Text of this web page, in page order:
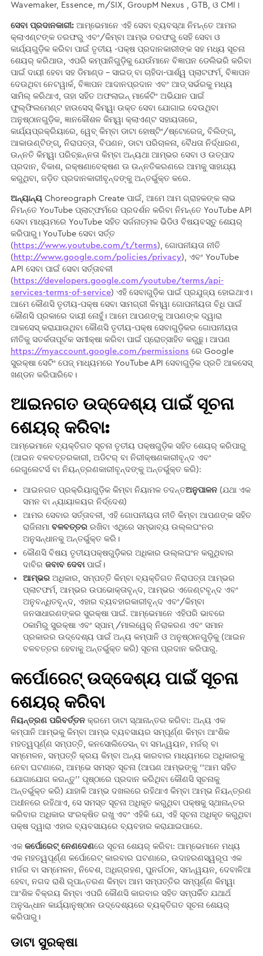
Wavemaker, Essence, m/SIX, GroupM Nexus , GTB, ଓ CMI।
ସେବା ପ୍ରଦାନକାରୀ:ଆମ୍ଭେମାନେ ଏହି ସେବା ବ୍ୟବସ୍ଥା ନିମନ୍ତେ ଆମର
କ୍ଲାଏଣ୍ଟଙ୍କ ତରଫରୁ ଏବଂ/କିମ୍ବା ଆମ୍ଭ ତରଫରୁ ସେହି ସେବା ଓ
କାର୍ଯ୍ୟଗୁଡ଼ିକ କରିବା ପାଇଁ ତୃତୀୟ -ପକ୍ଷ ପ୍ରଦାନକାରୀଙ୍କ ସହ ମଧ୍ୟ ସୂଚନା
ଶେୟର୍ କରିଥାଉ, ଏପରି କମ୍ପାନିଗୁଡ଼ିକୁ ଯେଉଁମାନେ ବିଜ୍ଞାପନ ଡେଲିଭରି କରିବା
ପାଇଁ ଦାୟୀ ହେବା ସହ ଡିମାଣ୍ଡ - ସାଇଡ୍​ ବା ଚାହିଦା-ପାର୍ଶ୍ୱ ପ୍ଲାଟଫର୍ମ, ବିଜ୍ଞାପନ
ଦେଉଥିବା ନେଟୱାର୍କ, ବିଜ୍ଞାପନ ଆଦାନପ୍ରଦାନ ଏବଂ ଆଡ୍ ସର୍ଭରକୁ ମଧ୍ୟ
ସାମିଲ୍ କରିଥାଏ, ତାହା ସହିତ ଅଫଲାଇନ୍ ମାର୍କେଟିଂ ଅଭିଯାନ ପାଇଁ
ଫୁଲ୍‌ଫିଲମେଣ୍ଟ ହାଉସେସ୍ କିମ୍ୱା ଉକ୍ତ ସେବା ଯୋଗାଇ ଦେଉଥିବା
ଅନୁଷ୍ଠାନଗୁଡ଼ିକ, ଜ୍ଞାନକୌଶଳ କିମ୍ୱା କ୍ଲାଏଣ୍ଟ ସହାୟତାରେ,
କାର୍ଯ୍ୟପ୍ରକ୍ରିୟାରେ, ୱେବ୍ କିମ୍ବା ଡାଟା ହୋଷ୍ଟିଂ/ଷ୍ଟୋରେଜ୍, ବିଲିଙ୍ଗ୍,
ଆକାଉଣ୍ଟିଙ୍ଗ୍, ନିରାପତ୍ତା, ବିପଣନ, ଡାଟା ପରିଚାଳନା, ବୈଧତା ନିର୍ଦ୍ଧାରଣ,
ଉନ୍ନତି କିମ୍ୱା ପରିଚ୍ଛନ୍ନତା କିମ୍ବା ଅନ୍ୟଥା ଆମ୍ଭର ସେବା ଓ ଉତ୍ପାଦ
ପ୍ରଦାନ, ବିକାଶ, ରକ୍ଷଣାବେକ୍ଷଣ ଊ ଉନ୍ନତିକରଣରେ ଆମକୁ ସାହାଯ୍ୟ
କରୁଥିବା, ଜଡ଼ିତ ପ୍ରଦାନକାରୀବୃନ୍ଦଙ୍କୁ ଅନ୍ତର୍ଭୁକ୍ତ କରେ.
ଅନ୍ୟାନ୍ୟChoreograph Create ପାଇଁ, ଆମେ ଆମ ଗ୍ରାହକଙ୍କ ଲାଭ
ନିମନ୍ତେ YouTube ପ୍ଲାଟ୍‌ଫର୍ମରେ ପ୍ରଦର୍ଶନ କରିବା ନିମନ୍ତେ YouTube API
ସେବା ମାଧ୍ୟମରେ YouTube ସହିତ ସର୍ଜନାତ୍ମକ ଭିଡିଓ ବିଷୟବସ୍ତୁ ଶେୟର୍
କରିପାରୁ। YouTube ସେବା ସର୍ତ୍ତ
( https://www.youtube.com/t/terms), ଗୋପନୀୟତା ନୀତି
( http://www.google.com/policies/privacy), ଏବଂ YouTube
API ସେବା ପାଇଁ ସେବା ସର୍ତ୍ତାବଳୀ
( https://developers.google.com/youtube/terms/api-
services-terms-of-service) ଏହି ସେବାଗୁଡ଼ିକ ପାଇଁ ପ୍ରଯୁଜ୍ୟ ହୋଇଥାଏ।
ଆମେ କୌଣସି ତୃତୀୟ-ପକ୍ଷ ସେବା ସାମଗ୍ରୀ କିମ୍ୱା ଗୋପନୀୟତା ବିଧି ପାଇଁ
କୌଣସି ପ୍ରକାରେ ଦାୟୀ ନୋହୁଁ। ଆମେ ଆପଣଙ୍କୁ ଆପଣଙ୍କ ଦ୍ୱାରା
ଆକସେସ୍ କରାଯାଉଥିବା କୌଣସି ତୃତୀୟ-ପକ୍ଷ ସେବାଗୁଡ଼ିକର ଗୋପନୀୟତା
ନୀତିକୁ ସତର୍କତାପୂର୍ବକ ସମୀକ୍ଷା କରିବା ପାଇଁ ପ୍ରୋତ୍ସାହିତ କରୁଛୁ। ଆପଣ
https://myaccount.google.com/permissions ରେ Google
ସୁରକ୍ଷା ସେଟିଂ ପେଜ୍ ମାଧ୍ୟମରେ YouTube API ସେବାଗୁଡ଼ିକ ପ୍ରତି ଆକସେସ୍
ଖଣ୍ଡନ କରିପାରିବେ।
ଆଇନଗତ ଉଦ୍ଦେଶ୍ୟ ପାଇଁ ସୂଚନା
ଶେୟର୍ କରିବା:
ଆମ୍ଭେମାନେ ବ୍ୟକ୍ତିଗତ ସୂଚନା ତୃତୀୟ ପକ୍ଷଗୁଡ଼ିକ ସହିତ ଶେୟର୍ କରିପାରୁ
(ଆଇନ ବଳବତ୍ତରକାରୀ, ଅଡିଟର୍ ବା ନିରୀକ୍ଷଣକାରୀବୃନ୍ଦ ଏବଂ
ରେଗୁଲେଟର୍ସ ବା ନିୟନ୍ତ୍ରଣକାରୀବୃନ୍ଦଙ୍କୁ ଅନ୍ତର୍ଭୁକ୍ତ କରି):
ଆଇନଗତ ପ୍ରକ୍ରିୟାଗୁଡ଼ିକ କିମ୍ବା ନିୟାମକ ତଦନ୍ତଅନୁପାଳନ (ଯଥା ଏକ
ସମନ ବା ନ୍ୟାୟାଳୟର ନିର୍ଦ୍ଦେଶ)
ଆମର ସେବାର ସର୍ତ୍ତାବଳୀ, ଏହି ଗୋପନୀୟତା ନୀତି କିମ୍ବା ଆପଣଙ୍କ ସହିତ
ରାଜିନାମାବଳବତ୍ତର ରଖିବା ଏଥିରେ ସମ୍ଭାବ୍ୟ ଉଲ୍ଲଘଂନର
ଅନୁସନ୍ଧାନକୁ ଅନ୍ତର୍ଭୁକ୍ତ କରି।
କୌଣସି ବିଷୟ ତୃତୀୟପକ୍ଷଗୁଡ଼ିକର ଅଧିକାର ଉଲ୍ଲଘଂନ କରୁଥିବାର
ଦାବିରଜବାବ ଦେବାପାଇଁ।
ଆମ୍ଭର ଅଧିକାର, ସମ୍ପତ୍ତି କିମ୍ବା ବ୍ୟକ୍ତିଗତ ନିରାପତ୍ତା ଆମ୍ଭର
ପ୍ଲାଟଫର୍ମ, ଆମ୍ଭର ଉପଭୋକ୍ତାବୃନ୍ଦ, ଆମ୍ଭର ଏଜେଣ୍ଟବୃନ୍ଦ ଏବଂ
ଅନୁବନ୍ଧିତବୃନ୍ଦ, ଏହାର ବ୍ୟବହାରକାରୀବୃନ୍ଦ ଏବଂ/କିମ୍ବା
ଜନସାଧାରଣଙ୍କର ସୁରକ୍ଷା ପାଇଁ. ଆମ୍ଭେମାନେ ଏହିପରି ଭାବରେ
ଠକାମିରୁ ସୁରକ୍ଷା ଏବଂ ସ୍ପାମ୍ /ମାଲୱେର୍ ନିରାକରଣ ଏବଂ ସମାନ
ପ୍ରକାରର ଉଦ୍ଦେଶ୍ୟ ପାଇଁ ଅନ୍ୟ କମ୍ପାନି ଓ ଅନୁଷ୍ଠାନଗୁଡ଼ିକୁ (ଆଇନ
ବଳବତ୍ତର ହେବାକୁ ଅନ୍ତର୍ଭୁକ୍ତ କରି) ସୂଚନା ପ୍ରଦାନ କରିପାରୁ.
କର୍ପୋରେଟ୍ ଉଦ୍ଦେଶ୍ୟ ପାଇଁ ସୂଚନା
ଶେୟର୍ କରିବା
ନିୟନ୍ତ୍ରଣ ପରିବର୍ତ୍ତନକ୍ରମେ ଡାଟା ସ୍ଥାନାନ୍ତର କରିବା: ଅନ୍ୟ ଏକ
କମ୍ପାନି ଆମ୍ଭକୁ କିମ୍ବା ଆମ୍ଭ ବ୍ୟବସାୟର ସମ୍ପୂର୍ଣ୍ଣ କିମ୍ବା ଆଂଶିକ
ମହତ୍ୱପୂର୍ଣ୍ଣ ସମ୍ପତ୍ତି, କନସୋଲିଡେସନ୍ ବା ସମନ୍ୱୟନ, ମର୍ଜର୍ ବା
ସମ୍ମେଳନ, ସମ୍ପତ୍ତି କ୍ରୟ କିମ୍ବା ଅନ୍ୟ କାରବାର ମାଧ୍ୟମରେ ଅଧିକାରକୁ
ନେବା ଘଟଣାରେ, ଆମ୍ଭେ ସମସ୍ତ ସୂଚନା (ଆପଣ ଆମ୍ଭଙ୍କୁ ‘‘ଆମ ସହିତ
ଯୋଗାଯୋଗ କରନ୍ତୁ’’ ପୃଷ୍ଠାରେ ପ୍ରଦାନ କରିଥିବା କୌଣସି ସୂଚନାକୁ
ଅନ୍ତର୍ଭୁକ୍ତ କରି) ଯାହାକି ଆମ୍ଭ ଦଖଲରେ ରହିଥାଏ କିମ୍ବା ଆମ୍ଭ ନିୟନ୍ତ୍ରଣ
ଅଧୀନରେ ରହିଥାଏ, ସେ ସମସ୍ତ ସୂଚନା ଅଧିକୃତ କରୁଥିବା ପକ୍ଷକୁ ସ୍ଥାନାନ୍ତର
କରିବାର ଅଧିକାର ସଂରକ୍ଷିତ ରଖୁ ଏବଂ ଏହିକି ଯେ, ଏହି ସୂଚନା ଅଧିକୃତ କରୁଥିବା
ପକ୍ଷ ଦ୍ୱାରା ଏହାର ବ୍ୟବସାୟରେ ବ୍ୟବହାର କରାଯାଇପାରେ.
ଏକ କର୍ପୋରେଟ୍ ନେଣଦେଣରେ ସୂଚନା ଶେୟର୍ କରିବା: ଆମ୍ଭେମାନେ ମଧ୍ୟ
ଏକ ମହତ୍ୱପୂର୍ଣ୍ଣ କର୍ପୋରେଟ୍ କାରବାର ଘଟଣାରେ, ଉଦାହରଣସ୍ୱରୂପ ଏକ
ମର୍ଜର ବା ସମ୍ମେଳନ, ନିବେଶ, ଅଧିଗ୍ରହଣ, ପୁନର୍ଗଠନ, ସମନ୍ୱୟନ, ଦେବାଳିଆ
ହେବା, ନଗଦ ରାଶି ରୂପାନ୍ତରଣ କିମ୍ବା ଆମ ସମ୍ପତ୍ତିର ସମ୍ପୂର୍ଣ୍ଣ କିମ୍ୱା
ଆଂଶିକ ବିକ୍ରୟ କିମ୍ବା ଏପରି କୌଣସି କାରବାର ସହିତ ସମ୍ପର୍କିତ ଯଥାର୍ଥ
ଅନୁସନ୍ଧାନ କାର୍ଯ୍ୟାନୁଷ୍ଠାନ ଉଦ୍ଦେଶ୍ୟରେ ବ୍ୟକ୍ତିଗତ ସୂଚନା ଶେୟର୍
କରିପାରୁ।
ଡାଟା ସୁରକ୍ଷା